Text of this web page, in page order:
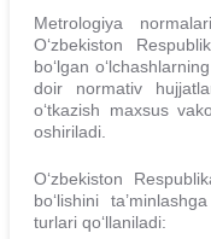
Metrologiya
O‘zbekiston
bo‘lgan
doir normativ
o‘tkazish maxsus
oshiriladi.
O‘zbekiston
bo‘lishini
turlari qo‘llaniladi: